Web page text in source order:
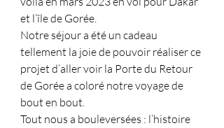
et l’île de Gorée.
Notre séjour a été un cadeau
tellement la joie de pouvoir réaliser ce
projet d’aller voir la Porte du Retour
de Gorée a coloré notre voyage de
bout en bout.
Tout nous a bouleversées : l’histoire